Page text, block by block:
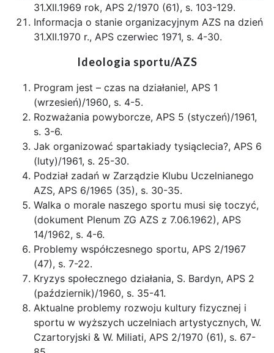
31.XII.1969 rok, APS 2/1970 (61), s. 103-129.
Informacja o stanie organizacyjnym AZS na dzień
31.XII.1970 r., APS czerwiec 1971, s. 4-30.
Ideologia sportu/AZS
Program jest – czas na działanie!, APS 1
(wrzesień)/1960, s. 4-5.
Rozważania powyborcze, APS 5 (styczeń)/1961,
s. 3-6.
Jak organizować spartakiady tysiąclecia?, APS 6
(luty)/1961, s. 25-30.
Podział zadań w Zarządzie Klubu Uczelnianego
AZS, APS 6/1965 (35), s. 30-35.
Walka o morale naszego sportu musi się toczyć,
(dokument Plenum ZG AZS z 7.06.1962), APS
14/1962, s. 4-6.
Problemy współczesnego sportu, APS 2/1967
(47), s. 7-22.
Kryzys społecznego działania, S. Bardyn, APS 2
(październik)/1960, s. 35-41.
Aktualne problemy rozwoju kultury fizycznej i
sportu w wyższych uczelniach artystycznych, W.
Czartoryjski & W. Miliati, APS 2/1970 (61), s. 67-